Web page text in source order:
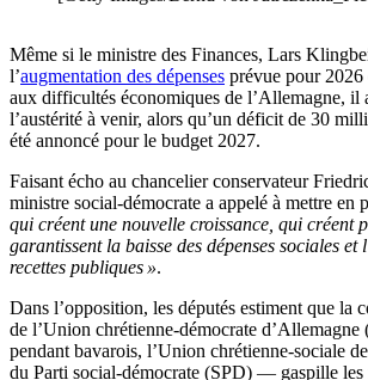
Même si le ministre des Finances, Lars
l’augmentation des dépenses prévue pour 2026
aux difficultés économiques de l’Allemagne, il
l’austérité à venir, alors qu’un déficit de 30
été annoncé pour le budget 2027.
Faisant écho au chancelier conservateur
ministre social-démocrate a appelé à mettre en
qui créent une nouvelle croissance, qui créent
garantissent la baisse des dépenses sociales et
recettes publiques ».
Dans l’opposition, les députés estiment que
de l’Union chrétienne-démocrate
pendant bavarois, l’Union chrétienne-sociale
du Parti social-démocrate (SPD) — gaspille les